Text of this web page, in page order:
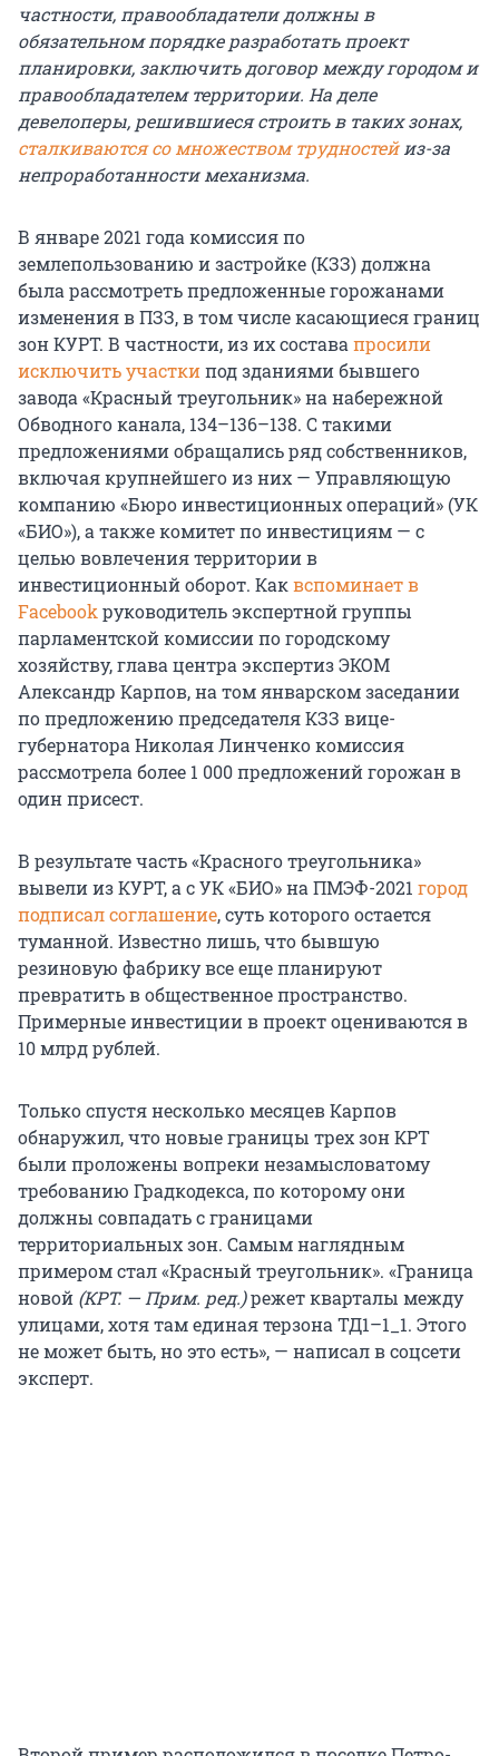
частности, правообладатели должны в
обязательном порядке разработать проект
планировки, заключить договор между городом и
правообладателем территории. На деле
девелоперы, решившиеся строить в таких зонах,
сталкиваются со множествомтрудностейиз-за
непроработанности механизма.
В январе 2021 года комиссия по
землепользованию и застройке (КЗЗ) должна
была рассмотреть предложенные горожанами
изменения в ПЗЗ, в том числе касающиеся границ
зон КУРТ. В частности, из их состава просили
исключить участкипод зданиями бывшего
завода «Красный треугольник» на набережной
Обводного канала, 134–136–138. С такими
предложениями обращались ряд собственников,
включая крупнейшего из них — Управляющую
компанию «Бюро инвестиционных операций» (УК
«БИО»), а также комитет по инвестициям — с
целью вовлечения территории в
инвестиционный оборот. Каквспоминает в
Facebook руководитель экспертной группы
парламентской комиссии по городскому
хозяйству, глава центра экспертиз ЭКОМ
Александр Карпов, на том январском заседании
по предложению председателя КЗЗ вице-
губернатора Николая Линченко комиссия
рассмотрела более 1 000 предложений горожан в
один присест.
В результате часть «Красного треугольника»
вывели из КУРТ, а с УК «БИО» на ПМЭФ-2021 город
подписал соглашение, суть которого остается
туманной. Известно лишь, что бывшую
резиновую фабрику все еще планируют
превратить в общественное пространство.
Примерные инвестиции в проект оцениваются в
10 млрд рублей.
Только спустя несколько месяцев Карпов
обнаружил, что новые границы трех зон КРТ
были проложены вопреки незамысловатому
требованию Градкодекса, по которому они
должны совпадать с границами
территориальных зон. Самым наглядным
примером стал «Красный треугольник». «Граница
новой (КРТ. — Прим. ред.)режет кварталы между
улицами, хотя там единая терзона ТД1–1_1. Этого
не может быть, но это есть», — написал в соцсети
эксперт.